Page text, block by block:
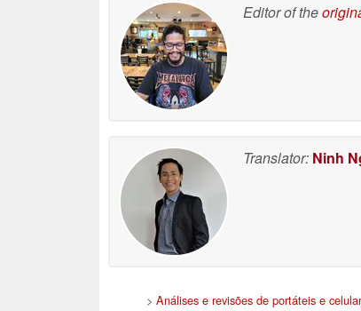
Editor of the
Translator: Ninh
> Análises e revisões de portáteis e